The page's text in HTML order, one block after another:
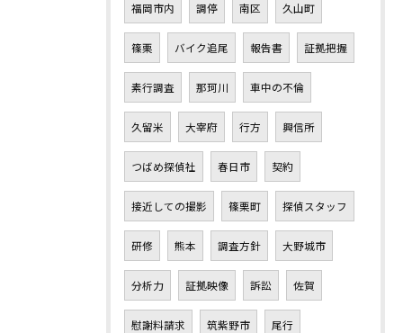
福岡市内 調停 南区 久山町
篠栗 バイク追尾 報告書 証拠把握
素行調査 那珂川 車中の不倫
久留米 大宰府 行方 興信所
つばめ探偵社 春日市 契約
接近しての撮影 篠栗町 探偵スタッフ
研修 熊本 調査方針 大野城市
分析力 証拠映像 訴訟 佐賀
慰謝料請求 筑紫野市 尾行